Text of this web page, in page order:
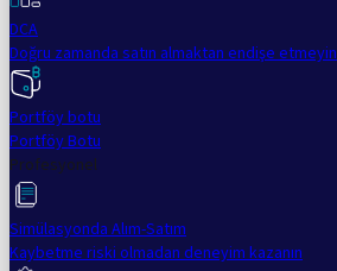
DCA
Doğru zamanda satın almaktan endişe etmeyin
Portföy botu
Portföy Botu
Profesyonel
Simülasyonda Alım-Satım
Kaybetme riski olmadan deneyim kazanın